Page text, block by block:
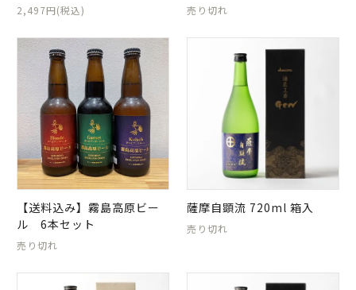
日当山無垢食堂について
実店舗のご案内
ご利用ガイド
ギフトラッピング
よくある質問
ログイン
会員登録
特定商取引法表示
2,497円(税込) 売り切れ
【送料込み】霧島高原ビー
ル 6本セット
売り切れ
薩摩自顕流 720ml 箱入
売り切れ